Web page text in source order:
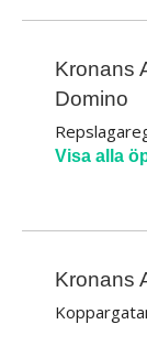
Kronans
Domino
Visa alla
Kronans